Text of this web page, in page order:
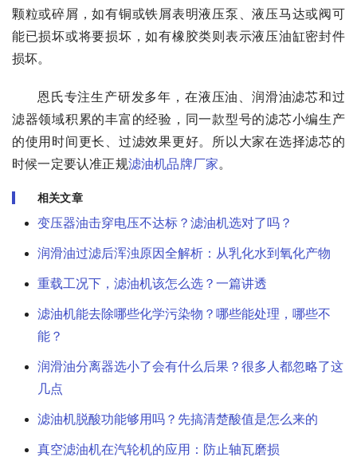
颗粒或碎屑，如有铜或铁屑表明液压泵、液压马达或阀可
能已损坏或将要损坏，如有橡胶类则表示液压油缸密封件
损坏。
恩氏专注生产研发多年，在液压油、润滑油滤芯和过
滤器领域积累的丰富的经验，同一款型号的滤芯小编生产
的使用时间更长、过滤效果更好。所以大家在选择滤芯的
时候一定要认准正规滤油机品牌厂家。
相关文章
变压器油击穿电压不达标？滤油机选对了吗？
润滑油过滤后浑浊原因全解析：从乳化水到氧化产物
重载工况下，滤油机该怎么选？一篇讲透
滤油机能去除哪些化学污染物？哪些能处理，哪些不
能？
润滑油分离器选小了会有什么后果？很多人都忽略了这
几点
滤油机脱酸功能够用吗？先搞清楚酸值是怎么来的
真空滤油机在汽轮机的应用：防止轴瓦磨损